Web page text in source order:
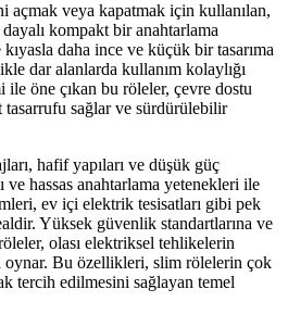
açmak veya kapatmak için kullanılan,
kompakt bir anahtarlama
kıyasla daha ince ve küçük bir tasarıma
dar alanlarda kullanım kolaylığı
öne çıkan bu röleler, çevre dostu
sağlar ve sürdürülebilir
hafif yapıları ve düşük güç
ve hassas anahtarlama yetenekleri ile
ev içi elektrik tesisatları gibi pek
Yüksek güvenlik standartlarına ve
olası elektriksel tehlikelerin
oynar. Bu özellikleri, slim rölelerin çok
tercih edilmesini sağlayan temel